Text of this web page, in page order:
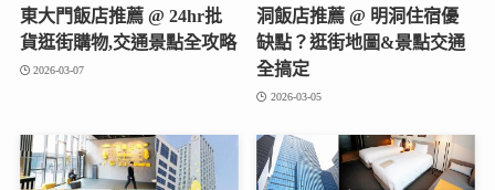
東大門飯店推薦 @ 24hr批
貨逛街購物,交通景點全攻略
2026-03-07
洞飯店推薦 @ 明洞住宿優
缺點？逛街地圖&景點交通
全搞定
2026-03-05